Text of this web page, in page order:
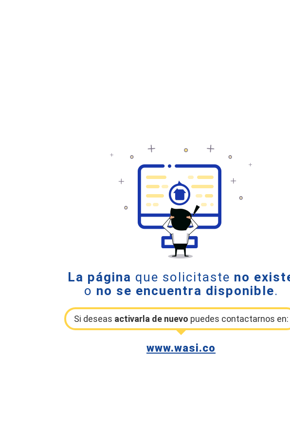
La página que solicitaste no
o no se encuentra disponible.
Si deseas activarla de nuevo puedes contactarnos en:
www.wasi.co